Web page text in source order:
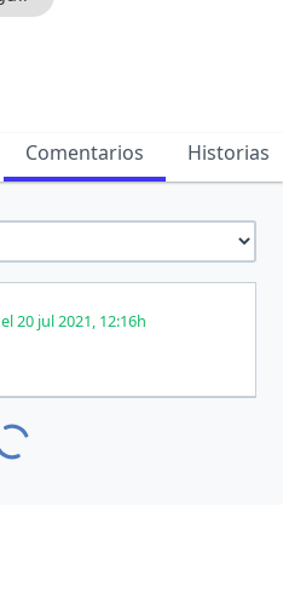
Comentarios Historias
el 20 jul 2021, 12:16h